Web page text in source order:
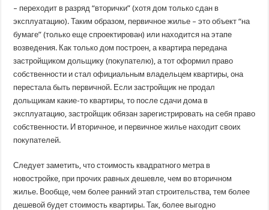
– переходит в разряд “вторички” (хотя дом только сдан в
эксплуатацию). Таким образом, первичное жилье – это объект “на
бумаге” (только еще спроектирован) или находится на этапе
возведения. Как только дом построен, а квартира передана
застройщиком дольщику (покупателю), а тот оформил право
собственности и стал официальным владельцем квартиры, она
перестала быть первичной. Если застройщик не продал
дольщикам какие-то квартиры, то после сдачи дома в
эксплуатацию, застройщик обязан зарегистрировать на себя право
собственности. И вторичное, и первичное жилье находит своих
покупателей.
Следует заметить, что стоимость квадратного метра в
новостройке, при прочих равных дешевле, чем во вторичном
жилье. Вообще, чем более ранний этап строительства, тем более
дешевой будет стоимость квартиры. Так, более выгодно